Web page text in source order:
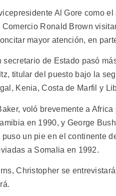
Al Gore como
Ronald Brown
mayor atención, en
secretario de Estado pasó
titular del puesto bajo la
Kenia, Costa de Marfil y
voló brevemente a
en 1990, y George
un pie en el continente
a Somalia en 1992.
Christopher se